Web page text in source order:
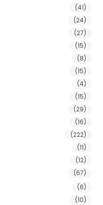
(41)
(24)
(27)
(15)
(8)
(15)
(4)
(15)
(29)
(16)
(222)
(11)
(12)
(67)
(6)
(10)